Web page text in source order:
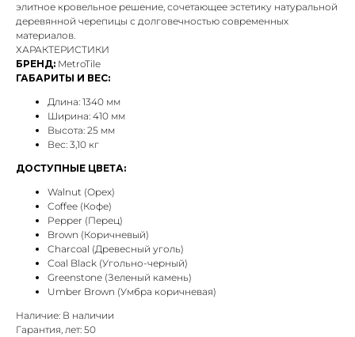
элитное кровельное решение, сочетающее эстетику натуральной
деревянной черепицы с долговечностью современных
материалов.
ХАРАКТЕРИСТИКИ
БРЕНД: MetroTile
ГАБАРИТЫ И ВЕС:
Длина: 1340 мм
Ширина: 410 мм
Высота: 25 мм
Вес: 3,10 кг
ДОСТУПНЫЕ ЦВЕТА:
Walnut (Орех)
Coffee (Кофе)
Pepper (Перец)
Brown (Коричневый)
Charcoal (Древесный уголь)
Coal Black (Угольно-черный)
Greenstone (Зеленый камень)
Umber Brown (Умбра коричневая)
Наличие: В наличии
Гарантия, лет: 50